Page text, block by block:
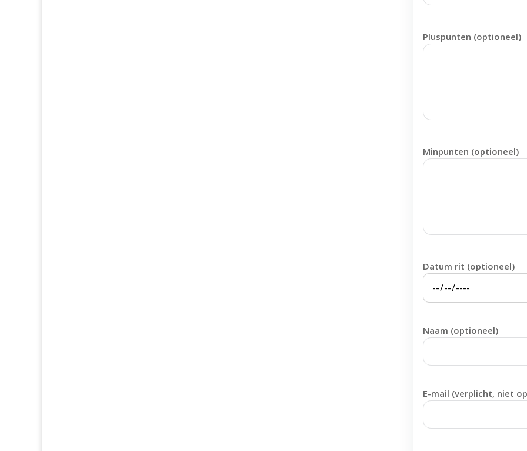
Pluspunten (optioneel)
Minpunten (optioneel)
Datum rit (optioneel)
Naam (optioneel)
E-mail (verplicht, niet